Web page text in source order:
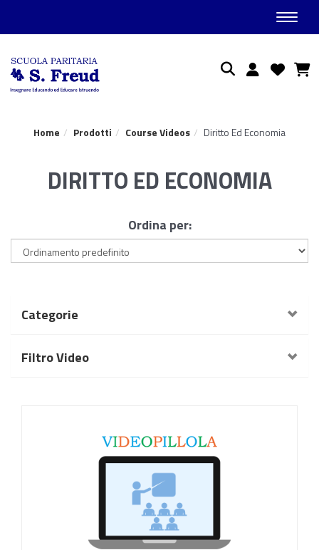
Ricerca
Home Prodotti Course Videos Diritto Ed Economia
DIRITTO ED ECONOMIA
Ordina per:
Categorie
Filtro Video